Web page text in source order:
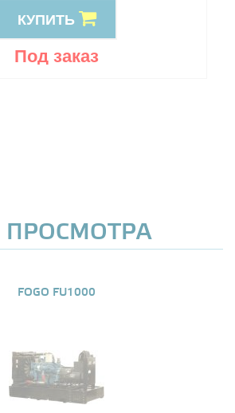
КУПИТЬ
Под заказ
ПРОСМОТРА
FOGO FU1000